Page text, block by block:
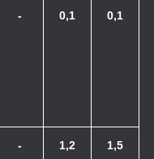
- 0,1 0,1
- 1,2 1,5